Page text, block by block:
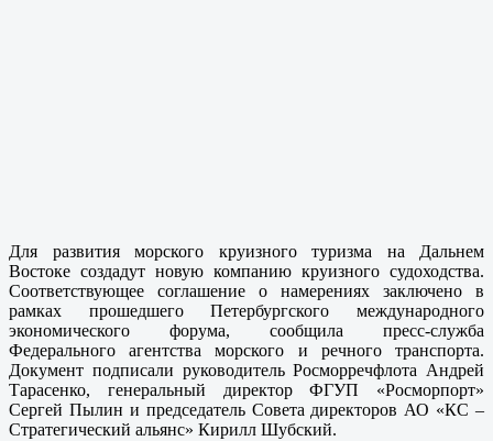
Для развития морского круизного туризма на Дальнем
Востоке создадут новую компанию круизного судоходства.
Соответствующее соглашение о намерениях заключено в
рамках прошедшего Петербургского международного
экономического форума, сообщила пресс-служба
Федерального агентства морского и речного транспорта.
Документ подписали руководитель Росморречфлота Андрей
Тарасенко, генеральный директор ФГУП «Росморпорт»
Сергей Пылин и председатель Совета директоров АО «КС –
Стратегический альянс» Кирилл Шубский.